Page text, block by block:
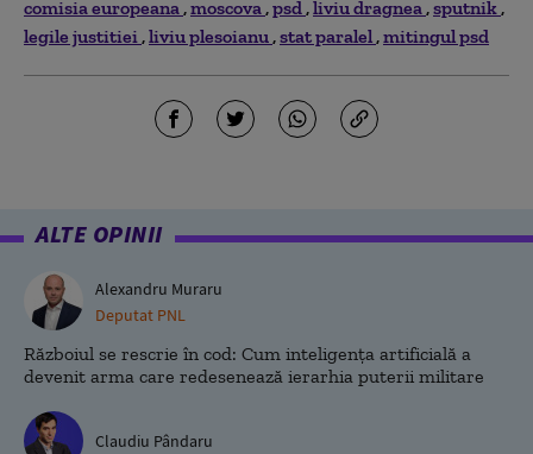
comisia europeana moscova psd liviu dragnea sputnik
legile justitiei liviu plesoianu stat paralel mitingul psd
ALTE OPINII
Alexandru Muraru
Deputat PNL
Războiul se rescrie în cod: Cum inteligența artificială a
devenit arma care redesenează ierarhia puterii militare
Claudiu Pândaru